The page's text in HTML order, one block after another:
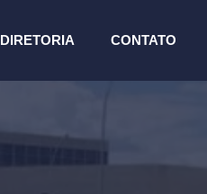
DIRETORIA CONTATO